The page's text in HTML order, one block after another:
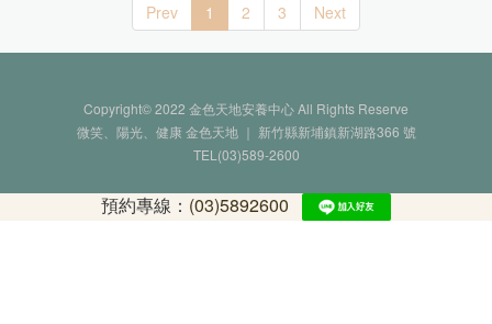
預約專線： (03)5892600
Prev 1 2 3 Next
Copyright© 2022 金色天地安養中心 All Rights Reserve
微笑、陽光、健康 金色天地 ｜ 新竹縣新埔鎮新湖路366 號
TEL(03)589-2600